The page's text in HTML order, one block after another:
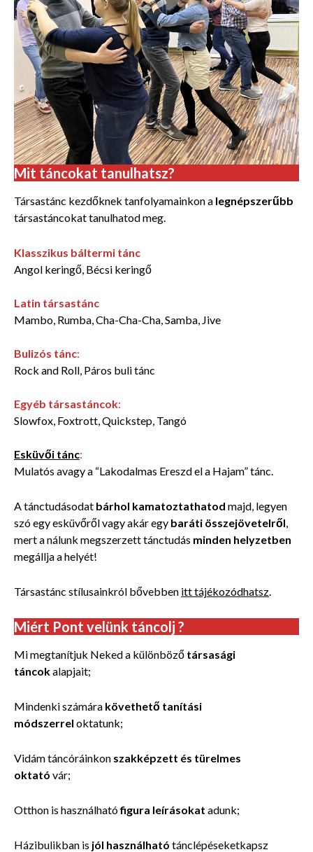
Mit táncokat tanulhatsz?
Társastánc kezdőknek tanfolyamainkon a legnépszerűbb
társastáncokat tanulhatod meg.
Klasszikus báltermi tánc
Angol keringő, Bécsi keringő
Latin társastánc
Mambo, Rumba, Cha-Cha-Cha, Samba, Jive
Bulizós tánc:
Rock and Roll, Páros buli tánc
Egyéb társastáncok:
Slowfox, Foxtrott, Quickstep, Tangó
Esküvői tánc:
Mulatós avagy a “Lakodalmas Ereszd el a Hajam” tánc.
A tánctudásodat bárhol kamatoztathatod majd, legyen
szó egy esküvőről vagy akár egy baráti összejövetelről
mert análunk megszerzett tánctudás minden helyzetben
megállja a helyét!
Társastánc stílusainkról bővebben itt tájékozódhatsz
Miért Pont velünk táncolj ?
Mi megtanítjuk Neked a különböző társasági
táncokalapjait;
Mindenki számára követhető tanítási
módszerrel oktatunk;
Vidám táncóráinkon szakképzett és türelmes
oktató vár;
Otthon is használhatófigura leírásokat adunk;
Házibulikban is jól használható tánclépéseketkapsz